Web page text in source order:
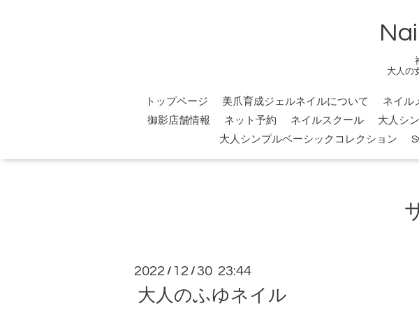
大人の
トップページ 美爪育成ジェルネイルについて ネイル
御影店舗情報
ネット予約 ネイルスクール 大人シ
大人シンプルベーシックコレクション
2022 / 12 /30 23:44
大人のふゆネイル